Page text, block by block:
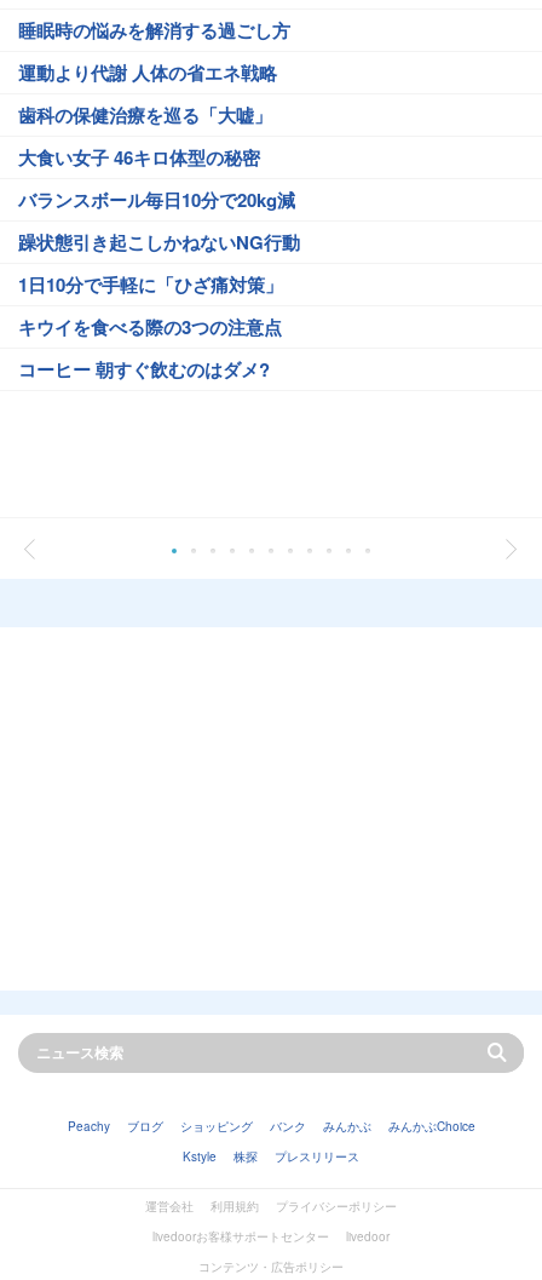
睡眠時の悩みを解消する過ごし方
運動より代謝 人体の省エネ戦略
歯科の保健治療を巡る「大嘘」
大食い女子 46キロ体型の秘密
バランスボール毎日10分で20kg減
躁状態引き起こしかねないNG行動
1日10分で手軽に「ひざ痛対策」
キウイを食べる際の3つの注意点
コーヒー 朝すぐ飲むのはダメ?
Peachy ブログ ショッピング バンク みんかぶ
みんかぶChoice
Kstyle
株探 プレスリリース
運営会社 利用規約
プライバシーポリシー
livedoorお客様サポートセンター
livedoor
コンテンツ・広告ポリシー